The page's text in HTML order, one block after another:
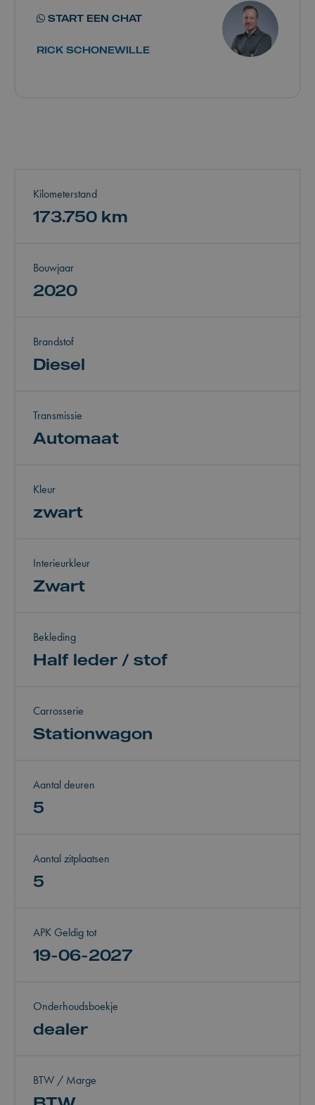
START EEN CHAT
RICK SCHONEWILLE
Kilometerstand
173.750 km
Bouwjaar
2020
Brandstof
Diesel
Transmissie
Automaat
Kleur
zwart
Interieurkleur
Zwart
Bekleding
Half leder / stof
Carrosserie
Stationwagon
Aantal deuren
5
Aantal zitplaatsen
5
APK Geldig tot
19-06-2027
Onderhoudsboekje
dealer
BTW / Marge